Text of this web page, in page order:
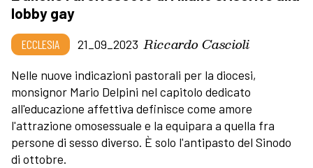
lobby gay
ECCLESIA 21_09_2023 Riccardo Cascioli
Nelle nuove indicazioni pastorali per la diocesi,
monsignor Mario Delpini nel capitolo dedicato
all'educazione affettiva definisce come amore
l'attrazione omosessuale e la equipara a quella fra
persone di sesso diverso. È solo l'antipasto del Sinodo
di ottobre.